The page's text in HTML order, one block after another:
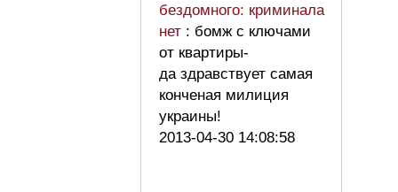
бездомного: криминала
нет : бомж с ключами
от квартиры-
да здравствует самая
конченая милиция
украины!
2013-04-30 14:08:58